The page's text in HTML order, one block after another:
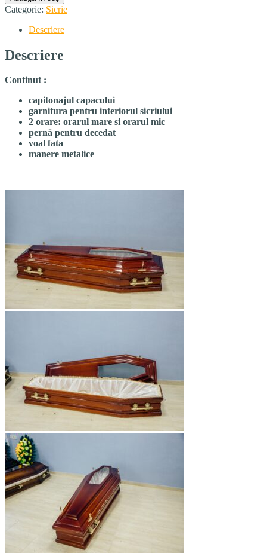
Categorie: Sicrie
Descriere
Descriere
Continut :
capitonajul capacului
garnitura pentru interiorul sicriului
2 orare: orarul mare si orarul mic
pernă pentru decedat
voal fata
manere metalice